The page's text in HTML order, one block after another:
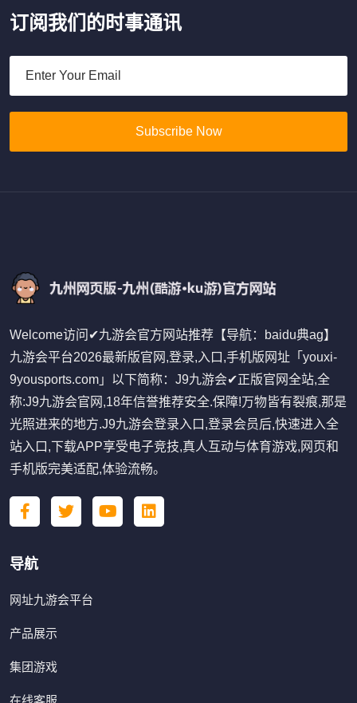
订阅我们的时事通讯
Subscribe Now
Welcome访问✔九游会官方网站推荐【导航：baidu典ag】
九游会平台2026最新版官网,登录,入口,手机版网址「youxi-
9yousports.com」以下简称：J9九游会✔正版官网全站,全
称:J9九游会官网,18年信誉推荐安全.保障!万物皆有裂痕,那是
光照进来的地方.J9九游会登录入口,登录会员后,快速进入全
站入口,下载APP享受电子竞技,真人互动与体育游戏,网页和
手机版完美适配,体验流畅。
导航
网址九游会平台
产品展示
集团游戏
在线客服